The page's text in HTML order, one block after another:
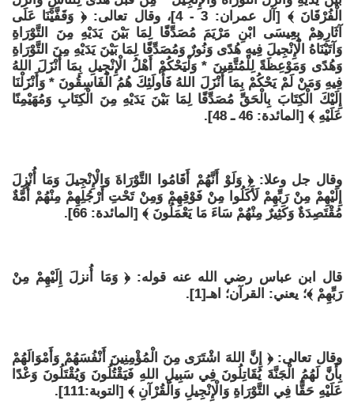
الْفُرْقَانَ ﴾ [آل عمران: 3 - 4]، وقال تعالى: ﴿ وَقَفَّيْنَا عَلَى
آثَارِهِمْ بِعِيسَى ابْنِ مَرْيَمَ مُصَدِّقًا لِمَا بَيْنَ يَدَيْهِ مِنَ التَّوْرَاةِ
وَآتَيْنَاهُ الْإِنْجِيلَ فِيهِ هُدًى وَنُورٌ وَمُصَدِّقًا لِمَا بَيْنَ يَدَيْهِ مِنَ التَّوْرَاةِ
وَهُدًى وَمَوْعِظَةً لِلْمُتَّقِينَ * وَلْيَحْكُمْ أَهْلُ الْإِنْجِيلِ بِمَا أَنْزَلَ اللهُ
فِيهِ وَمَنْ لَمْ يَحْكُمْ بِمَا أَنْزَلَ اللهُ فَأُولَئِكَ هُمُ الْفَاسِقُونَ * وَأَنْزَلْنَا
إِلَيْكَ الْكِتَابَ بِالْحَقِّ مُصَدِّقًا لِمَا بَيْنَ يَدَيْهِ مِنَ الْكِتَابِ وَمُهَيْمِنًا
عَلَيْهِ ﴾ [المائدة: 46 ـ 48].
وقال جل وعلا: ﴿ وَلَوْ أَنَّهُمْ أَقَامُوا التَّوْرَاةَ وَالْإِنْجِيلَ وَمَا أُنْزِلَ
إِلَيْهِمْ مِنْ رَبِّهِمْ لَأَكَلُوا مِنْ فَوْقِهِمْ وَمِنْ تَحْتِ أَرْجُلِهِمْ مِنْهُمْ أُمَّةٌ
مُقْتَصِدَةٌ وَكَثِيرٌ مِنْهُمْ سَاءَ مَا يَعْمَلُونَ ﴾ [المائدة: 66].
قال ابن عباس رضي الله عنه قوله: ﴿ وَمَا أُنزلَ إِلَيْهِمْ مِنْ
رَبِّهِمْ ﴾؛ يعني: القرآن؛ اهـ[1].
وقال تعالى: ﴿ إِنَّ اللهَ اشْتَرَى مِنَ الْمُؤْمِنِينَ أَنْفُسَهُمْ وَأَمْوَالَهُمْ
بِأَنَّ لَهُمُ الْجَنَّةَ يُقَاتِلُونَ فِي سَبِيلِ اللهِ فَيَقْتُلُونَ وَيُقْتَلُونَ وَعْدًا
عَلَيْهِ حَقًّا فِي التَّوْرَاةِ وَالْإِنْجِيلِ وَالْقُرْآنِ ﴾ [التوبة:111].